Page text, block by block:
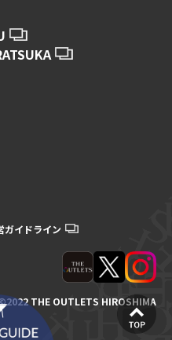
ガイドライン
THE OUTLETS HIROSHIMA